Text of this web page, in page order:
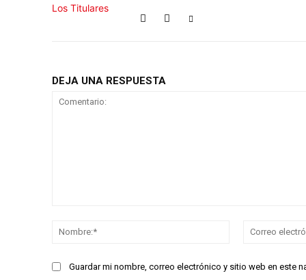
DEJA UNA RESPUESTA
Nombre:*
Guardar mi nombre, correo electrónico y sitio web en este